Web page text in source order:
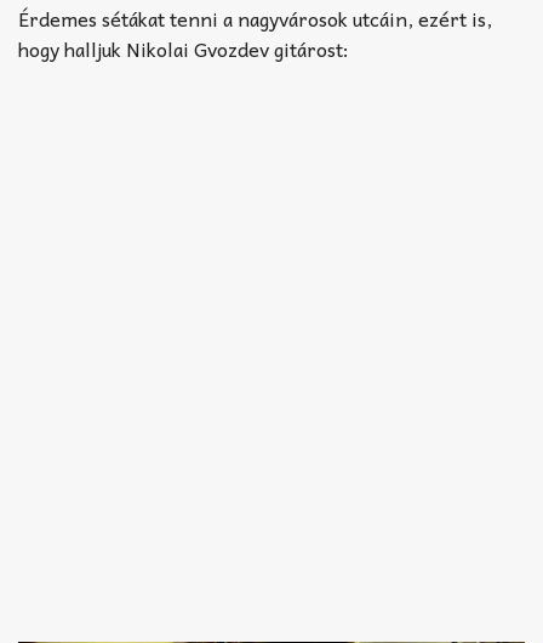
TABok
Érdemes sétákat tenni a nagyvárosok utcáin, ezért is,
hogy halljuk Nikolai Gvozdev gitárost: